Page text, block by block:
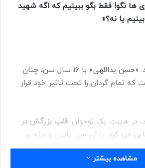
ها نگو! فقط بگو ببینیم که اگه شهید
یا نه؟»
البته از حسن بعید نبود. «حسن یداللهی» با ۱۶ سال سن، چنان
تمام گردان را تحت تاثیر خود قرار
در هیبت یک نوجوان. قلب بزرگش در
می کرد. با آن سن پایین و جثه ی
می رفت، همه مبهوت بزرگی اش می
مشاهده بیشتر